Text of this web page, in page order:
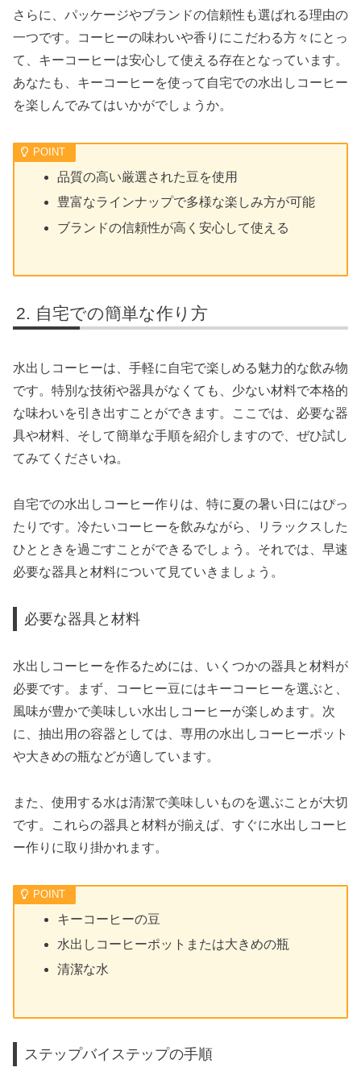
さらに、パッケージやブランドの信頼性も選ばれる理由の
一つです。コーヒーの味わいや香りにこだわる方々にとっ
て、キーコーヒーは安心して使える存在となっています。
あなたも、キーコーヒーを使って自宅での水出しコーヒー
を楽しんでみてはいかがでしょうか。
品質の高い厳選された豆を使用
豊富なラインナップで多様な楽しみ方が可能
ブランドの信頼性が高く安心して使える
自宅での簡単な作り方
水出しコーヒーは、手軽に自宅で楽しめる魅力的な飲み物
です。特別な技術や器具がなくても、少ない材料で本格的
な味わいを引き出すことができます。ここでは、必要な器
具や材料、そして簡単な手順を紹介しますので、ぜひ試し
てみてくださいね。
自宅での水出しコーヒー作りは、特に夏の暑い日にはぴっ
たりです。冷たいコーヒーを飲みながら、リラックスした
ひとときを過ごすことができるでしょう。それでは、早速
必要な器具と材料について見ていきましょう。
必要な器具と材料
水出しコーヒーを作るためには、いくつかの器具と材料が
必要です。まず、コーヒー豆にはキーコーヒーを選ぶと、
風味が豊かで美味しい水出しコーヒーが楽しめます。次
に、抽出用の容器としては、専用の水出しコーヒーポット
や大きめの瓶などが適しています。
また、使用する水は清潔で美味しいものを選ぶことが大切
です。これらの器具と材料が揃えば、すぐに水出しコーヒ
ー作りに取り掛かれます。
キーコーヒーの豆
水出しコーヒーポットまたは大きめの瓶
清潔な水
ステップバイステップの手順